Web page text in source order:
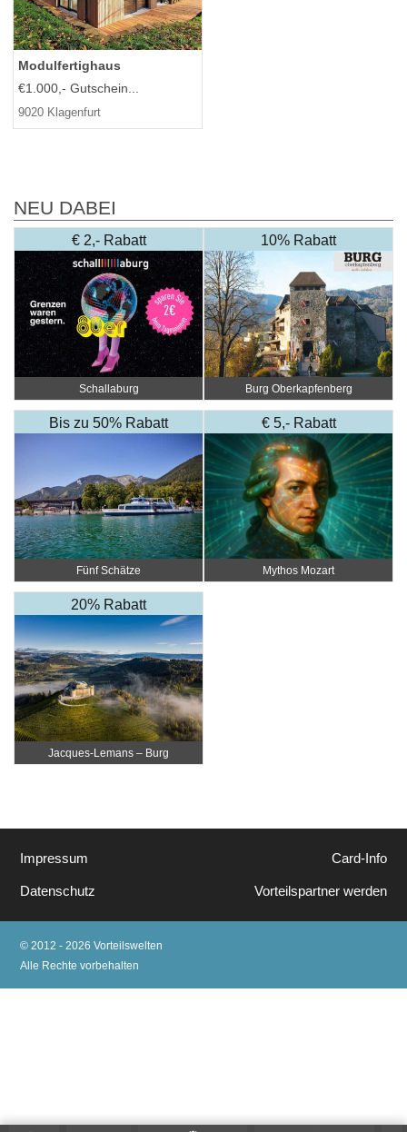
Modulfertighaus
€1.000,- Gutschein...
9020 Klagenfurt
NEU DABEI
€ 2,- Rabatt
Schallaburg
10% Rabatt
Burg Oberkapfenberg
Bis zu 50% Rabatt
Fünf Schätze
€ 5,- Rabatt
Mythos Mozart
20% Rabatt
Jacques-Lemans – Burg
Impressum
Datenschutz
Card-Info
Vorteilspartner werden
© 2012 - 2026 Vorteilswelten
Alle Rechte vorbehalten